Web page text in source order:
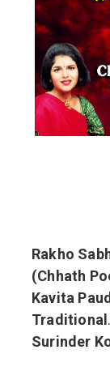
Rakho
(Chhath
Kavita
Traditional
Surinder